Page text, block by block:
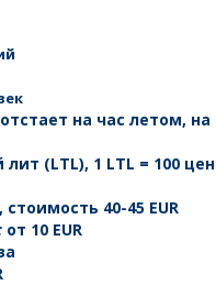
отстает на час летом,
(LTL), 1 LTL = 100
40-45 EUR
от 10 EUR